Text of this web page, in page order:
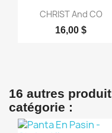
Aperçu rapide
CHRIST And CO
16,00 $
16 autres
catégorie :